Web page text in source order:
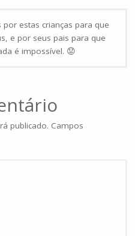
estas crianças para que
e por seus pais para que
é impossível. 😟
publicado. Campos